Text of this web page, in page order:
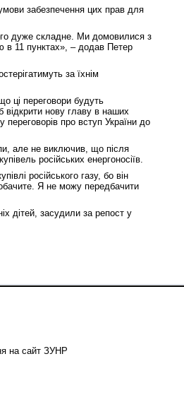
забезпечення цих прав для
дуже складне. Ми домовилися з
в 11 пунктах», – додав Петер
за їхнім
ці переговори будуть
відкрити нову главу в наших
про вступ України до
але не виключив, що після
російських енергоносіїв.
російського газу, бо він
Я не можу передбачити
дітей, засудили за репост у
на сайт ЗУНР